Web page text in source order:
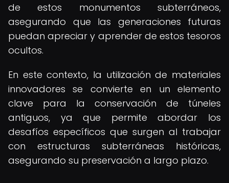
de estos monumentos subterráneos,
asegurando que las generaciones futuras
puedan apreciar y aprender de estos tesoros
ocultos.
En este contexto, la utilización de materiales
innovadores se convierte en un elemento
clave para la conservación de túneles
antiguos, ya que permite abordar los
desafíos específicos que surgen al trabajar
con estructuras subterráneas históricas,
asegurando su preservación a largo plazo.